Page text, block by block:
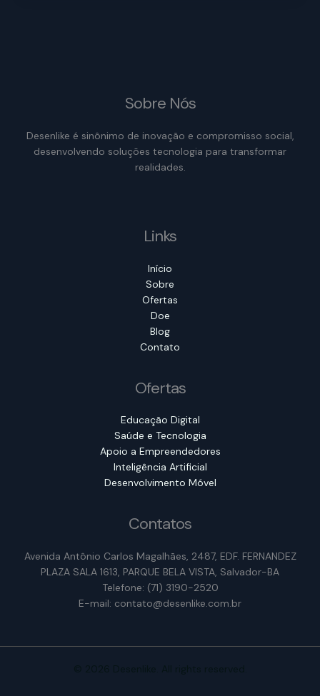
Sobre Nós
Desenlike é sinônimo de inovação e compromisso social,
desenvolvendo soluções tecnologia para transformar
realidades.
Links
Início
Sobre
Ofertas
Doe
Blog
Contato
Ofertas
Educação Digital
Saúde e Tecnologia
Apoio a Empreendedores
Inteligência Artificial
Desenvolvimento Móvel
Contatos
Avenida Antônio Carlos Magalhães, 2487, EDF. FERNANDEZ
PLAZA SALA 1613, PARQUE BELA VISTA, Salvador-BA
Telefone: (71) 3190-2520
E-mail: contato@desenlike.com.br